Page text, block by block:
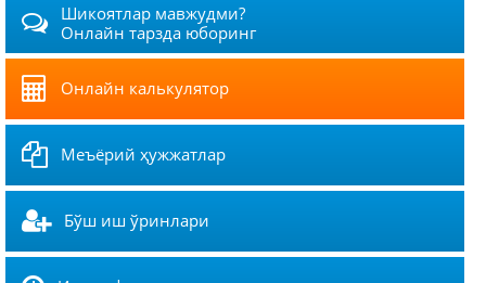
Шикоятлар мавжудми?
Онлайн тарзда юборинг
Онлайн калькулятор
Меъёрий ҳужжатлар
Бўш иш ўринлари